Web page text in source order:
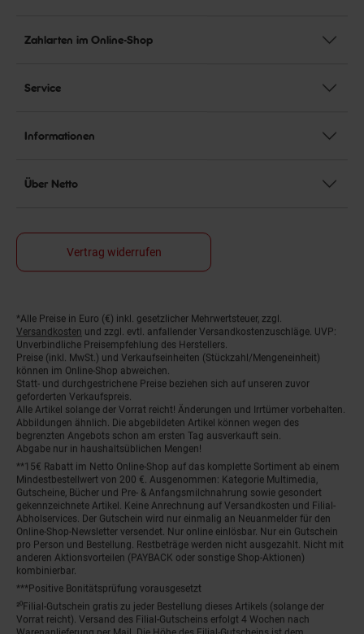
Zahlarten im Online-Shop
Service
Informationen
Über Netto
Vertrag widerrufen
Fußnoten
*Alle Preise in Euro (€) inkl. gesetzlicher Mehrwertsteuer, zzgl.
Versandkosten und zzgl. evtl. anfallender Versandkostenzuschläge. UVP:
Unverbindliche Preisempfehlung des Herstellers.
Preise (inkl. MwSt.) und Verkaufseinheiten (Stückzahl/Mengeneinheit)
können im Online-Shop abweichen.
Statt- und durchgestrichene Preise beziehen sich auf unseren zuvor
geforderten Verkaufspreis.
Alle Artikel solange der Vorrat reicht! Änderungen und Irrtümer vorbehalten.
Abbildungen ähnlich. Die abgebildeten Artikel können wegen des
begrenzten Angebots schon am ersten Tag ausverkauft sein.
Abgabe nur in haushaltsüblichen Mengen!
**15€ Rabatt im Netto Online-Shop auf das komplette Sortiment ab einem
Mindestbestellwert von 200 €. Ausgenommen: Kategorie Multimedia,
Gutscheine, Bücher und Pre- & Anfangsmilchnahrung sowie gesondert
gekennzeichnete Artikel. Keine Anrechnung auf Versandkosten und Filial-
Abholservices. Der Gutschein wird nur einmalig an Neuanmelder für den
Online-Shop-Newsletter versendet. Nur online einlösbar. Nur ein Gutschein
pro Person und Bestellung. Restbeträge werden nicht ausgezahlt. Nicht mit
anderen Aktionsvorteilen (PAYBACK oder sonstige Shop-Aktionen)
kombinierbar.
***Positive Bonitätsprüfung vorausgesetzt
²⁰Filial-Gutschein gratis zu jeder Bestellung dieses Artikels (solange der
Vorrat reicht). Versand des Filial-Gutscheins erfolgt 4 Wochen nach